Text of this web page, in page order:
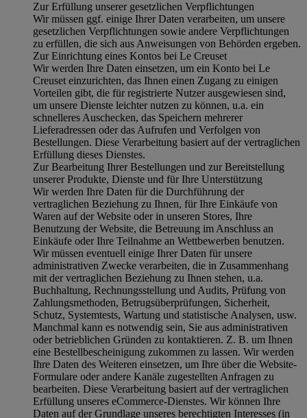
Zur Erfüllung unserer gesetzlichen Verpflichtungen
Wir müssen ggf. einige Ihrer Daten verarbeiten, um unsere
gesetzlichen Verpflichtungen sowie andere Verpflichtungen
zu erfüllen, die sich aus Anweisungen von Behörden ergeben.
Zur Einrichtung eines Kontos bei Le Creuset
Wir werden Ihre Daten einsetzen, um ein Konto bei Le
Creuset einzurichten, das Ihnen einen Zugang zu einigen
Vorteilen gibt, die für registrierte Nutzer ausgewiesen sind,
um unsere Dienste leichter nutzen zu können, u.a. ein
schnelleres Auschecken, das Speichern mehrerer
Lieferadressen oder das Aufrufen und Verfolgen von
Bestellungen. Diese Verarbeitung basiert auf der vertraglichen
Erfüllung dieses Dienstes.
Zur Bearbeitung Ihrer Bestellungen und zur Bereitstellung
unserer Produkte, Dienste und für Ihre Unterstützung
Wir werden Ihre Daten für die Durchführung der
vertraglichen Beziehung zu Ihnen, für Ihre Einkäufe von
Waren auf der Website oder in unseren Stores, Ihre
Benutzung der Website, die Betreuung im Anschluss an
Einkäufe oder Ihre Teilnahme an Wettbewerben benutzen.
Wir müssen eventuell einige Ihrer Daten für unsere
administrativen Zwecke verarbeiten, die in Zusammenhang
mit der vertraglichen Beziehung zu Ihnen stehen, u.a.
Buchhaltung, Rechnungsstellung und Audits, Prüfung von
Zahlungsmethoden, Betrugsüberprüfungen, Sicherheit,
Schutz, Systemtests, Wartung und statistische Analysen, usw.
Manchmal kann es notwendig sein, Sie aus administrativen
oder betrieblichen Gründen zu kontaktieren. Z. B. um Ihnen
eine Bestellbescheinigung zukommen zu lassen. Wir werden
Ihre Daten des Weiteren einsetzen, um Ihre über die Website-
Formulare oder andere Kanäle zugestellten Anfragen zu
bearbeiten. Diese Verarbeitung basiert auf der vertraglichen
Erfüllung unseres eCommerce-Dienstes. Wir können Ihre
Daten auf der Grundlage unseres berechtigten Interesses (in